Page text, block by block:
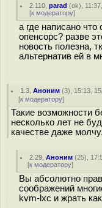
2.110 ,parad (ok),
[к модератору]
а где написано
опенсорс? разве
новость полезна,
альтернатив ей в
1.3 ,Аноним (3), 15:13,
[к модератору]
Такие возможности
несколько лет не
качестве даже молчу.
2.29 ,Аноним (25),
[к модератору]
Вы абсолютно
соображений
kvm-lxc и жрать